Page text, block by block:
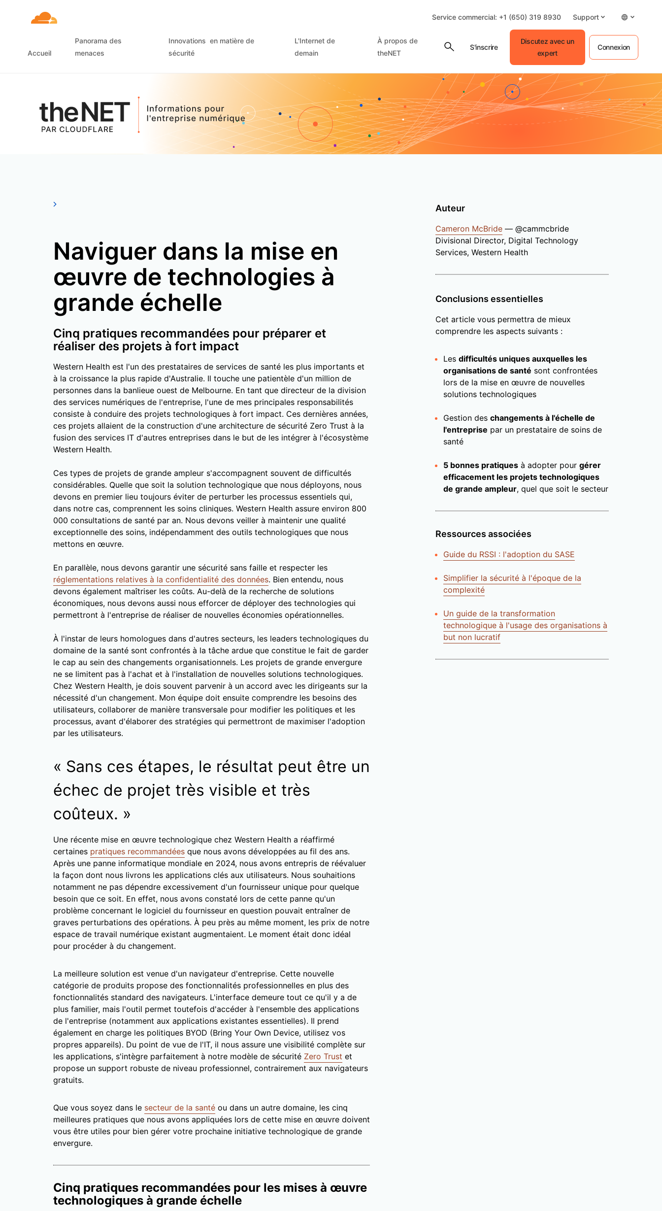
Service commercial: +1 (650) 319 8930 Support
Accueil
Panorama des
menaces
Innovations en matière de
sécurité
L'Internet de
demain
À propos de
theNET
S'inscrire
Discutez avec un
expert
Connexion
Naviguer dans la mise en
œuvre de technologies à
grande échelle
Cinq pratiques recommandées pour préparer et
réaliser des projets à fort impact
Western Health est l'un des prestataires de services de santé les plus importants et
à la croissance la plus rapide d'Australie. Il touche une patientèle d'un million de
personnes dans la banlieue ouest de Melbourne. En tant que directeur de la division
des services numériques de l'entreprise, l'une de mes principales responsabilités
consiste à conduire des projets technologiques à fort impact. Ces dernières années,
ces projets allaient de la construction d'une architecture de sécurité Zero Trust à la
fusion des services IT d'autres entreprises dans le but de les intégrer à l'écosystème
Western Health.
Ces types de projets de grande ampleur s'accompagnent souvent de difficultés
considérables. Quelle que soit la solution technologique que nous déployons, nous
devons en premier lieu toujours éviter de perturber les processus essentiels qui,
dans notre cas, comprennent les soins cliniques. Western Health assure environ 800
000 consultations de santé par an. Nous devons veiller à maintenir une qualité
exceptionnelle des soins, indépendamment des outils technologiques que nous
mettons en œuvre.
En parallèle, nous devons garantir une sécurité sans faille et respecter les
réglementations relatives à la confidentialité des données. Bien entendu, nous
devons également maîtriser les coûts. Au-delà de la recherche de solutions
économiques, nous devons aussi nous efforcer de déployer des technologies qui
permettront à l'entreprise de réaliser de nouvelles économies opérationnelles.
À l'instar de leurs homologues dans d'autres secteurs, les leaders technologiques du
domaine de la santé sont confrontés à la tâche ardue que constitue le fait de garder
le cap au sein des changements organisationnels. Les projets de grande envergure
ne se limitent pas à l'achat et à l'installation de nouvelles solutions technologiques.
Chez Western Health, je dois souvent parvenir à un accord avec les dirigeants sur la
nécessité d'un changement. Mon équipe doit ensuite comprendre les besoins des
utilisateurs, collaborer de manière transversale pour modifier les politiques et les
processus, avant d'élaborer des stratégies qui permettront de maximiser l'adoption
par les utilisateurs.
« Sans ces étapes, le résultat peut être un
échec de projet très visible et très
coûteux. »
Une récente mise en œuvre technologique chez Western Health a réaffirmé
certaines pratiques recommandées que nous avons développées au fil des ans.
Après une panne informatique mondiale en 2024, nous avons entrepris de réévaluer
la façon dont nous livrons les applications clés aux utilisateurs. Nous souhaitions
notamment ne pas dépendre excessivement d'un fournisseur unique pour quelque
besoin que ce soit. En effet, nous avons constaté lors de cette panne qu'un
problème concernant le logiciel du fournisseur en question pouvait entraîner de
graves perturbations des opérations. À peu près au même moment, les prix de notre
espace de travail numérique existant augmentaient. Le moment était donc idéal
pour procéder à du changement.
La meilleure solution est venue d'un navigateur d'entreprise. Cette nouvelle
catégorie de produits propose des fonctionnalités professionnelles en plus des
fonctionnalités standard des navigateurs. L'interface demeure tout ce qu'il y a de
plus familier, mais l'outil permet toutefois d'accéder à l'ensemble des applications
de l'entreprise (notamment aux applications existantes essentielles). Il prend
également en charge les politiques BYOD (Bring Your Own Device, utilisez vos
propres appareils). Du point de vue de l'IT, il nous assure une visibilité complète sur
les applications, s'intègre parfaitement à notre modèle de sécurité Zero Trust et
propose un support robuste de niveau professionnel, contrairement aux navigateurs
gratuits.
Que vous soyez dans le secteur de la santé ou dans un autre domaine, les cinq
meilleures pratiques que nous avons appliquées lors de cette mise en œuvre doivent
vous être utiles pour bien gérer votre prochaine initiative technologique de grande
envergure.
Cinq pratiques recommandées pour les mises à œuvre
technologiques à grande échelle
Auteur
Cameron McBride— @cammcbride
Divisional Director, Digital Technology
Services, Western Health
Conclusions essentielles
Cet article vous permettra de mieux
comprendre les aspects suivants :
Les difficultés uniques auxquelles les
organisations de santé sont confrontées
lors de la mise en œuvre de nouvelles
solutions technologiques
Gestion des changements à l'échelle de
l'entreprise par un prestataire de soins de
santé
5 bonnes pratiquesà adopter pour gérer
efficacement les projets technologiques
de grande ampleur, quel que soit le secteur
Ressources associées
Guide du RSSI : l'adoption du SASE
Simplifier la sécurité à l'époque de la
complexité
Un guide de la transformation
technologique à l'usage des organisations à
but non lucratif